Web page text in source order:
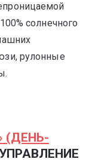
солнечного
рулонные
(ДЕНЬ-